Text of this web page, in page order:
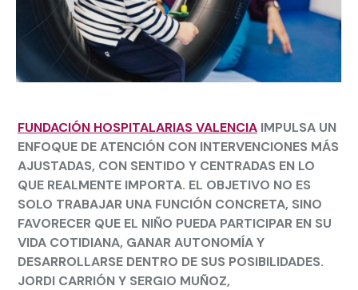
FUNDACIÓN HOSPITALARIAS VALENCIA IMPULSA UN
ENFOQUE DE ATENCIÓN CON INTERVENCIONES MÁS
AJUSTADAS, CON SENTIDO Y CENTRADAS EN LO
QUE REALMENTE IMPORTA. EL OBJETIVO NO ES
SOLO TRABAJAR UNA FUNCIÓN CONCRETA, SINO
FAVORECER QUE EL NIÑO PUEDA PARTICIPAR EN SU
VIDA COTIDIANA, GANAR AUTONOMÍA Y
DESARROLLARSE DENTRO DE SUS POSIBILIDADES.
JORDI CARRIÓNY SERGIO MUÑOZ,